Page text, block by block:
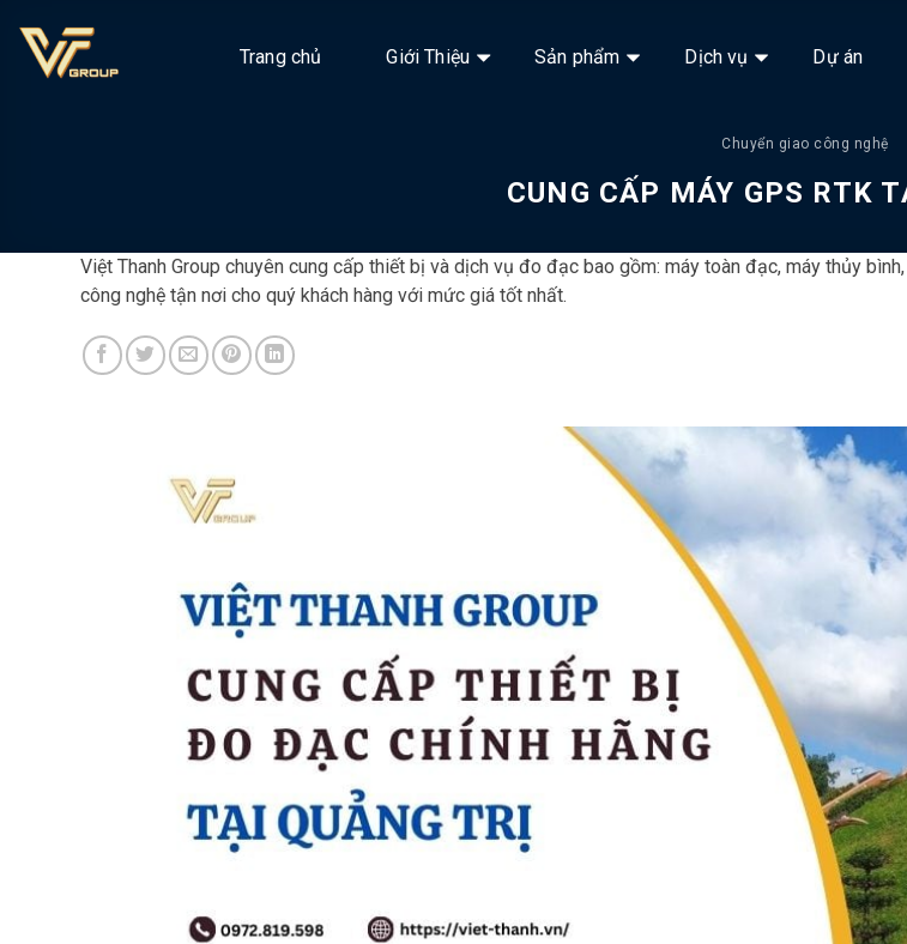
đến
Trang chủ Giới Thiệu Sản phẩm Dịch vụ Dự án
Chuyển giao công nghệ
CUNG CẤP MÁY GPS RTK
Việt Thanh Group chuyên cung cấp thiết bị và dịch vụ đo đạc bao gồm: máy toàn đạc, máy thủy
công nghệ tận nơi cho quý khách hàng với mức giá tốt nhất.